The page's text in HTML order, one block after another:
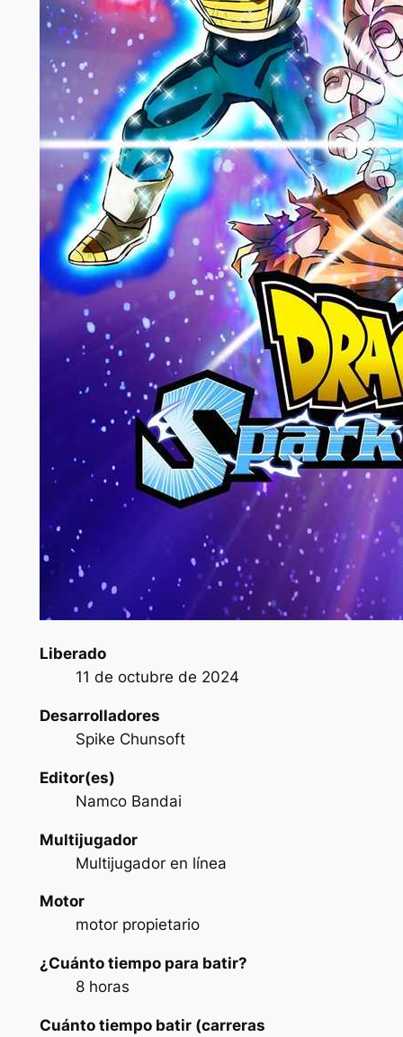
Liberado
11 de octubre de 2024
Desarrolladores
Spike Chunsoft
Editor(es)
Namco Bandai
Multijugador
Multijugador en línea
Motor
motor propietario
¿Cuánto tiempo para batir?
8 horas
Cuánto tiempo batir (carreras